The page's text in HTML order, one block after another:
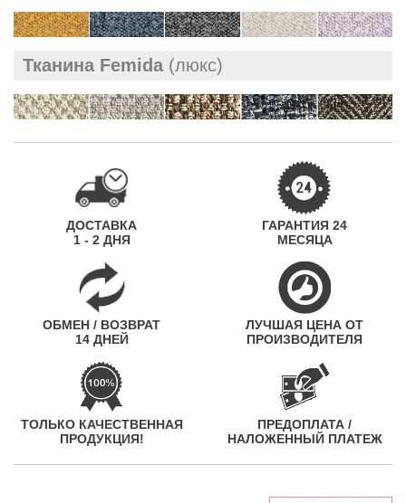
Тканина Femida (люкс)
ДОСТАВКА
1 - 2 ДНЯ
ГАРАНТИЯ 24
МЕСЯЦА
ОБМЕН / ВОЗВРАТ
14 ДНЕЙ
ЛУЧШАЯ ЦЕНА ОТ
ПРОИЗВОДИТЕЛЯ
ТОЛЬКО КАЧЕСТВЕННАЯ
ПРОДУКЦИЯ!
ПРЕДОПЛАТА /
НАЛОЖЕННЫЙ ПЛАТЕЖ